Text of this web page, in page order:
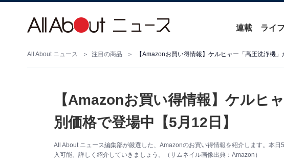
連載 ライフ
All About ニュース 注目の商品 【Amazonお買い得情報】ケルヒャー「高圧洗浄機
【Amazonお買い得情報】ケルヒ
別価格で登場中【5月12日】
All About ニュース編集部が厳選した、Amazonのお買い得情報を紹介します。本
入可能。詳しく紹介していきましょう。（サムネイル画像出典：Amazon）